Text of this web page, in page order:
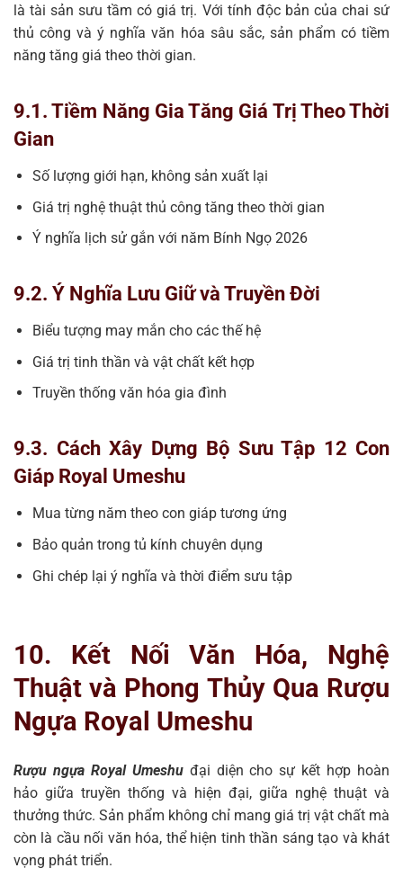
là tài sản sưu tầm có giá trị. Với tính độc bản của chai sứ
thủ công và ý nghĩa văn hóa sâu sắc, sản phẩm có tiềm
năng tăng giá theo thời gian.
9.1. Tiềm Năng Gia Tăng Giá Trị Theo Thời
Gian
Số lượng giới hạn, không sản xuất lại
Giá trị nghệ thuật thủ công tăng theo thời gian
Ý nghĩa lịch sử gắn với năm Bính Ngọ 2026
9.2. Ý Nghĩa Lưu Giữ và Truyền Đời
Biểu tượng may mắn cho các thế hệ
Giá trị tinh thần và vật chất kết hợp
Truyền thống văn hóa gia đình
9.3. Cách Xây Dựng Bộ Sưu Tập 12 Con
Giáp Royal Umeshu
Mua từng năm theo con giáp tương ứng
Bảo quản trong tủ kính chuyên dụng
Ghi chép lại ý nghĩa và thời điểm sưu tập
10. Kết Nối Văn Hóa, Nghệ
Thuật và Phong Thủy Qua Rượu
Ngựa Royal Umeshu
Rượu ngựa Royal Umeshuđại diện cho sự kết hợp hoàn
hảo giữa truyền thống và hiện đại, giữa nghệ thuật và
thưởng thức. Sản phẩm không chỉ mang giá trị vật chất mà
còn là cầu nối văn hóa, thể hiện tinh thần sáng tạo và khát
vọng phát triển.